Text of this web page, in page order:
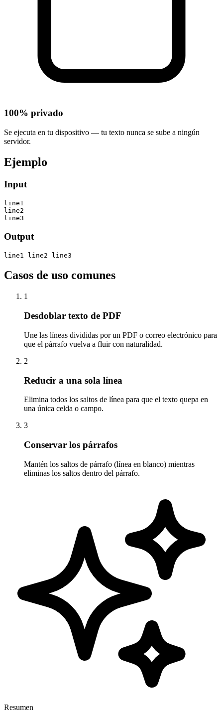
100% privado
Se ejecuta en tu dispositivo — tu texto nunca se sube a ningún
servidor.
Ejemplo
Input
line1
line2
line3
Output
line1 line2 line3
Casos de uso comunes
1
Desdoblar texto de PDF
Une las líneas divididas por un PDF o correo electrónico para
que el párrafo vuelva a fluir con naturalidad.
2
Reducir a una sola línea
Elimina todos los saltos de línea para que el texto quepa en
una única celda o campo.
3
Conservar los párrafos
Mantén los saltos de párrafo (línea en blanco) mientras
eliminas los saltos dentro del párrafo.
Resumen